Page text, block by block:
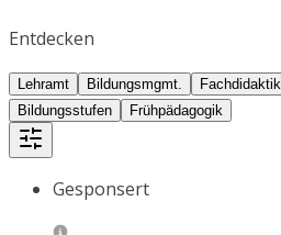
Entdecken
Lehramt Bildungsmgmt. Fachdidaktik
Bildungsstufen
Frühpädagogik
Gesponsert